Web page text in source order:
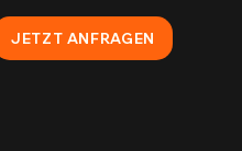
JETZT ANFRAGEN